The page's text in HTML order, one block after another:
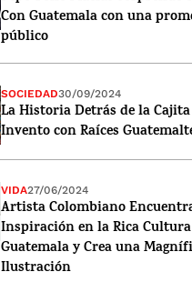
Con Guatemala con una
público
SOCIEDAD30/09/2024
La Historia Detrás de la
Invento con Raíces
VIDA27/06/2024
Artista Colombiano
Inspiración en la Rica
Guatemala y Crea una
Ilustración